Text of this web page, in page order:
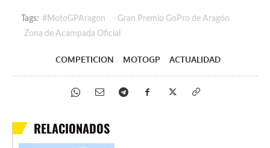
Tags: #MotoGPAragon
Gran Premio GoPro de Aragón
Zona de Acampada Oficial
COMPETICION MOTOGP ACTUALIDAD
RELACIONADOS